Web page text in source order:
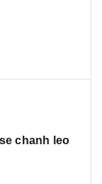
chanh leo